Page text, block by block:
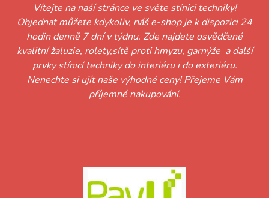
Vítejte na naší stránce ve světe stínici techniky!
Objednat můžete kdykoliv, náš e-shop je k dispozici 24
hodin denně 7 dní v týdnu. Zde najdete osvědčené
kvalitní žaluzie, rolety,sítě proti hmyzu, garnýže a další
prvky stínicí techniky do interiéru i do exteriéru.
Nenechte si ujít naše výhodné ceny! Přejeme Vám
příjemné nakupování.